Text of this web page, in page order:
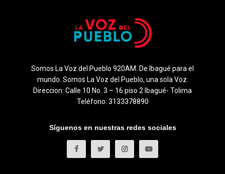
Somos La Voz del Pueblo 920AM. De Ibagué para el
mundo. Somos La Voz del Pueblo, una sola Voz.
Direccion: Calle 10 No. 3 – 16 piso 2 Ibagué- Tolima
Teléfono: 3133378890
Síguenos en nuestras redes sociales